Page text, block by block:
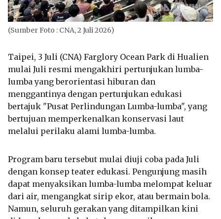
(Sumber Foto : CNA, 2 Juli 2026)
Taipei, 3 Juli (CNA) Farglory Ocean Park di Hualien
mulai Juli resmi mengakhiri pertunjukan lumba-
lumba yang berorientasi hiburan dan
menggantinya dengan pertunjukan edukasi
bertajuk "Pusat Perlindungan Lumba-lumba", yang
bertujuan memperkenalkan konservasi laut
melalui perilaku alami lumba-lumba.
Program baru tersebut mulai diuji coba pada Juli
dengan konsep teater edukasi. Pengunjung masih
dapat menyaksikan lumba-lumba melompat keluar
dari air, mengangkat sirip ekor, atau bermain bola.
Namun, seluruh gerakan yang ditampilkan kini